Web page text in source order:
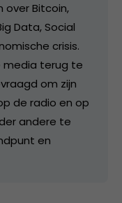
over Bitcoin,
Data, Social
crisis.
media terug te
om zijn
de radio en op
andere te
en